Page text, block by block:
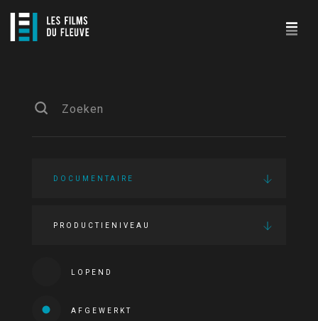
DOCUMENTAIRE
PRODUCTIENIVEAU
LOPEND
AFGEWERKT